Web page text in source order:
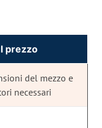
prezzo
del mezzo e
necessari